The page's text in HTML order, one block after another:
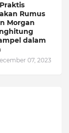
Rumus
Morgan
dalam
07, 2023